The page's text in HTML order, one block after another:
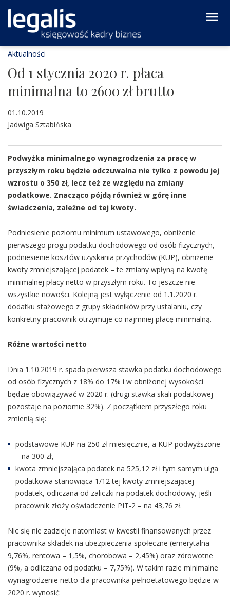
Aktualności
Od 1 stycznia 2020 r. płaca
minimalna to 2600 zł brutto
01.10.2019
Jadwiga Sztabińska
Podwyżka minimalnego wynagrodzenia za pracę w
przyszłym roku będzie odczuwalna nie tylko z powodu jej
wzrostu o 350 zł, lecz też ze względu na zmiany
podatkowe. Znacząco pójdą również w górę inne
świadczenia, zależne od tej kwoty.
Podniesienie poziomu minimum ustawowego, obniżenie
pierwszego progu podatku dochodowego od osób fizycznych,
podniesienie kosztów uzyskania przychodów (KUP), obniżenie
kwoty zmniejszającej podatek – te zmiany wpłyną na kwotę
minimalnej płacy netto w przyszłym roku. To jeszcze nie
wszystkie nowości. Kolejną jest wyłączenie od 1.1.2020 r.
dodatku stażowego z grupy składników przy ustalaniu, czy
konkretny pracownik otrzymuje co najmniej płacę minimalną.
Różne wartości netto
Dnia 1.10.2019 r. spada pierwsza stawka podatku dochodowego
od osób fizycznych z 18% do 17% i w obniżonej wysokości
będzie obowiązywać w 2020 r. (drugi stawka skali podatkowej
pozostaje na poziomie 32%). Z początkiem przyszłego roku
zmienią się:
podstawowe KUP na 250 zł miesięcznie, a KUP podwyższone
– na 300 zł,
kwota zmniejszająca podatek na 525,12 zł i tym samym ulga
podatkowa stanowiąca 1/12 tej kwoty zmniejszającej
podatek, odliczana od zaliczki na podatek dochodowy, jeśli
pracownik złoży oświadczenie PIT-2 – na 43,76 zł.
Nic się nie zadzieje natomiast w kwestii finansowanych przez
pracownika składek na ubezpieczenia społeczne (emerytalna –
9,76%, rentowa – 1,5%, chorobowa – 2,45%) oraz zdrowotne
(9%, a odliczana od podatku – 7,75%). W takim razie minimalne
wynagrodzenie netto dla pracownika pełnoetatowego będzie w
2020 r. wynosić: